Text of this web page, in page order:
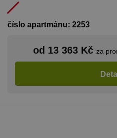
číslo apartmánu: 2253
od 13 363 Kč za